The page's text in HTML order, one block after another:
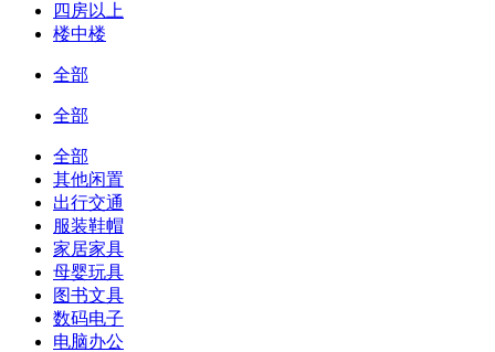
四房以上
楼中楼
全部
全部
全部
其他闲置
出行交通
服装鞋帽
家居家具
母婴玩具
图书文具
数码电子
电脑办公